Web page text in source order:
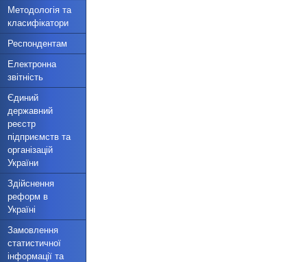
Методологія та
класифікатори
Респондентам
Електронна
звітність
Єдиний
державний
реєстр
підприємств та
організацій
України
Здійснення
реформ в
Україні
Замовлення
статистичної
інформації та